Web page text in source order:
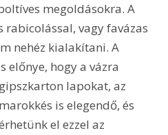
megoldásokra. A
vagy favázas
nehéz kialakítani. A
előnye, hogy a vázra
lapokat, az
is elegendő, és
el ezzel az